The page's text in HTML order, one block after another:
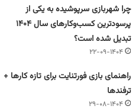
چرا شهربازی سرپوشیده به یکی از
پرسودترین کسب‌وکارهای سال ۱۴۰۴
تبدیل شده است؟
۲۲-۰۹-۱۴۰۴
راهنمای بازی فورتنایت برای تازه کارها +
ترفندها
۲۹-۰۸-۱۴۰۴